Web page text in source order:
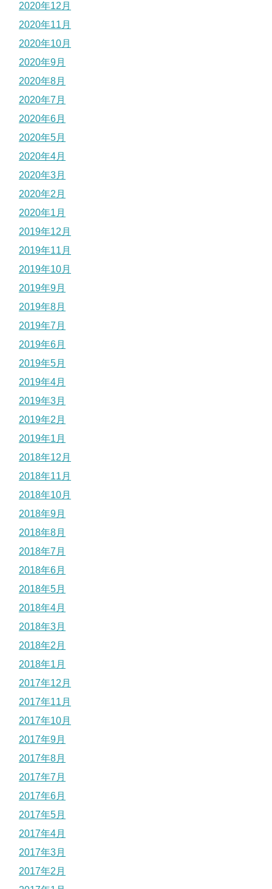
2020年12月
2020年11月
2020年10月
2020年9月
2020年8月
2020年7月
2020年6月
2020年5月
2020年4月
2020年3月
2020年2月
2020年1月
2019年12月
2019年11月
2019年10月
2019年9月
2019年8月
2019年7月
2019年6月
2019年5月
2019年4月
2019年3月
2019年2月
2019年1月
2018年12月
2018年11月
2018年10月
2018年9月
2018年8月
2018年7月
2018年6月
2018年5月
2018年4月
2018年3月
2018年2月
2018年1月
2017年12月
2017年11月
2017年10月
2017年9月
2017年8月
2017年7月
2017年6月
2017年5月
2017年4月
2017年3月
2017年2月